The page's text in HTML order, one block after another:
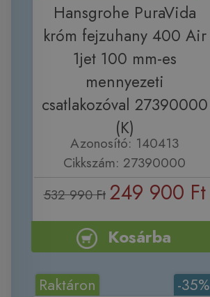
Hansgrohe PuraVida
króm fejzuhany 400 Air
1jet 100 mm-es
mennyezeti
csatlakozóval 27390000
(K)
Azonosító: 140413
Cikkszám: 27390000
532 990 Ft 249 900 Ft
Kosárba
-35%
Raktáron